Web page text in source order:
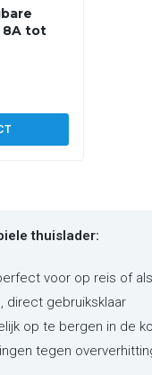
8A tot
thuislader:
voor op reis of
direct gebruiksklaar
op te bergen in de
tegen